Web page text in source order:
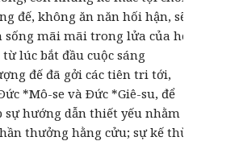
đế, không ăn năn hối hận, sẽ
sống mãi mãi trong lửa của hỏa
từ lúc bắt đầu cuộc sáng
đế đã gởi các tiên tri tới,
*Mô-se và Ðức *Giê-su, để
sự hướng dẫn thiết yếu nhằm
thưởng hằng cửu; sự kế thừa